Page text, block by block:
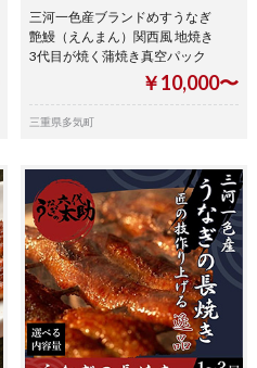
三河一色産ブランドめすうなぎ
艶鰻（えんまん）関西風 地焼き
3代目が焼く蒲焼き真空パック
￥10,000〜
三重県多気町